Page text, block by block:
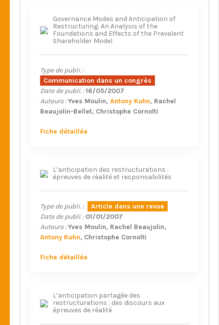
Governance Modes and Anticipation of
Restructuring: An Analysis of the
Foundations and Effects of the Prevalent
Shareholder Model
Type de publi. :
Communication dans un congrès
Date de publi. :16/05/2007
Auteurs :Yves Moulin Antony Kuhn Rachel
Beaujolin-Bellet Christophe Cornolti
Fiche détaillée
L’anticipation des restructurations :
épreuves de réalité et responsabilités
Type de publi. :
Article dans une revue
Date de publi. : 01/01/2007
Auteurs :Yves Moulin Rachel Beaujolin
Antony Kuhn Christophe Cornolti
Fiche détaillée
L’anticipation partagée des
restructurations : des discours aux
épreuves de réalité